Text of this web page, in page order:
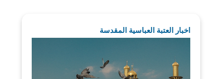
اخبار العتبة العباسية المقدسة